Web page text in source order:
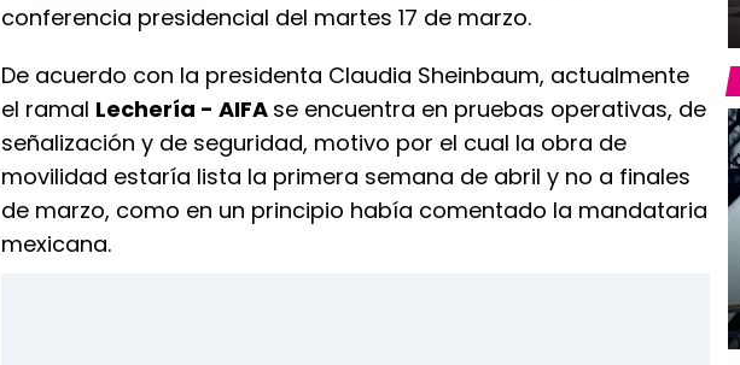
conferencia presidencial del martes 17 de marzo.
De acuerdo con la presidenta Claudia Sheinbaum, actualmente
el ramal Lechería - AIFA se encuentra en pruebas operativas, de
señalización y de seguridad, motivo por el cual la obra de
movilidad estaría lista la primera semana de abril y no a finales
de marzo, como en un principio había comentado la mandataria
mexicana.